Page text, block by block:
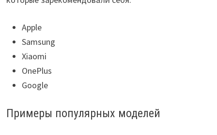
Apple
Samsung
Xiaomi
OnePlus
Google
Примеры популярных моделей